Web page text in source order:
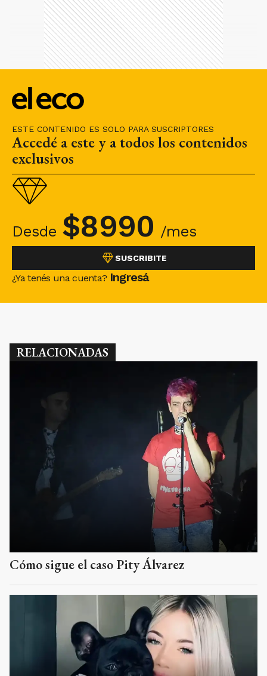
ESTE CONTENIDO ES SOLO PARA SUSCRIPTORES
Accedé a este y a todos los contenidos
exclusivos
Desde $8990 /mes
SUSCRIBITE
¿Ya tenés una cuenta? Ingresá
RELACIONADAS
Cómo sigue el caso Pity Álvarez